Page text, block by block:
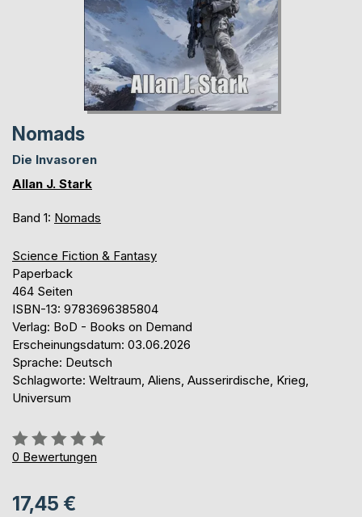
Nomads
Die Invasoren
Allan J. Stark
Band 1: Nomads
Science Fiction & Fantasy
Paperback
464 Seiten
ISBN-13: 9783696385804
Verlag: BoD - Books on Demand
Erscheinungsdatum: 03.06.2026
Sprache: Deutsch
Schlagworte: Weltraum, Aliens, Ausserirdische, Krieg,
Universum
Bewertung::
0%
0 Bewertungen
17,45 €